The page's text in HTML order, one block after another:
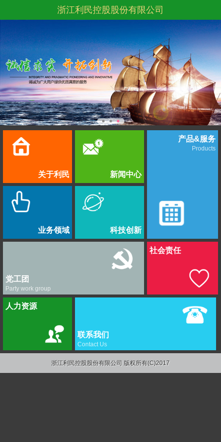
浙江利民控股股份有限公司
关于利民 新闻中心
产品&服务
Products
业务领域 科技创新
党工团
Party work group
社会责任
人力资源
联系我们
Contact Us
浙江利民控股股份有限公司 版权所有(C)2017